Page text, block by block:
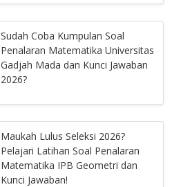
Sudah Coba Kumpulan Soal
Penalaran Matematika Universitas
Gadjah Mada dan Kunci Jawaban
2026?
Maukah Lulus Seleksi 2026?
Pelajari Latihan Soal Penalaran
Matematika IPB Geometri dan
Kunci Jawaban!